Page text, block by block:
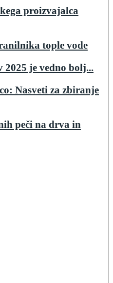
proizvajalca
tople vode
2025 je vedno bolj...
Nasveti za zbiranje
peči na drva in